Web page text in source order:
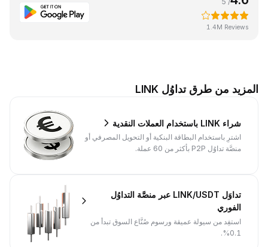
1.4M Reviews
المزيد من طرق تداوُل LINK
شراء LINK باستخدام العملات النقدية
اشترِ باستخدام البطاقة البنكية أو التحويل المصرفي أو
منصَّة تداوُل P2P بأكثر من 60 عملة.
تداوَل LINK/USDT عبر منصَّة التداوُل
الفوري
استفِد من سيولة عميقة ورسوم صُنَّاع السوق تبدأ من
0.1%.